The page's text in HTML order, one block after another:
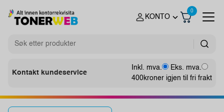
KONTO
0
Kontakt kundeservice
Inkl. mva.
Eks. mva.
400kroner igjen til fri frakt